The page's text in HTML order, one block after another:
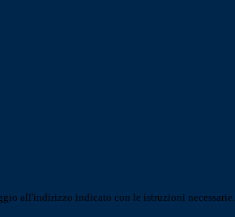
all'indirizzo indicato con le istruzioni necessarie.